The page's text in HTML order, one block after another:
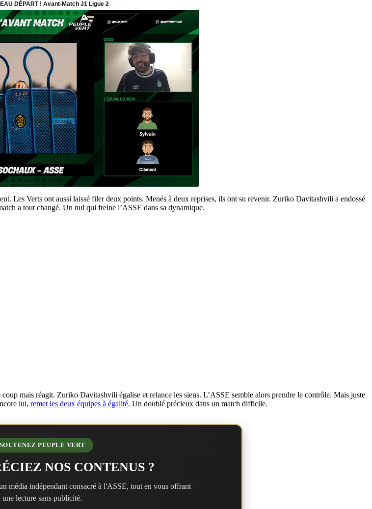
Les Verts ont aussi laissé filer deux points. Menés à deux reprises, ils ont su revenir. Zuriko Davitashvili a endossé
a tout changé. Un nul qui freine l’ASSE dans sa dynamique.
mais réagit. Zuriko Davitashvili égalise et relance les siens. L’ASSE semble alors prendre le contrôle. Mais juste
lui, remet les deux équipes à égalité. Un doublé précieux dans un match difficile.
SOUTENEZ PEUPLE VERT
NOS CONTENUS ?
média indépendant consacré à l'ASSE, tout en vous offrant
une lecture sans publicité.